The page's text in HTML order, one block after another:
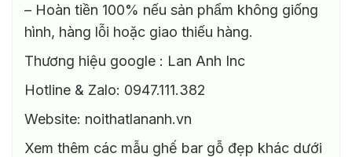
– Hoàn tiền 100% nếu sản phẩm không giống
hình, hàng lỗi hoặc giao thiếu hàng.
Thương hiệu google : Lan Anh Inc
Hotline & Zalo: 0947.111.382
Website: noithatlananh.vn
Xem thêm các mẫu ghế bar gỗ đẹp khác dưới